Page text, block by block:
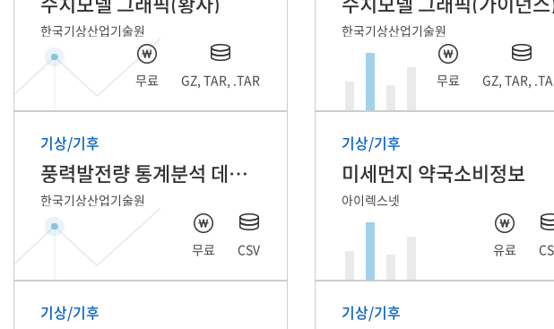
한국기상산업기술원
무료 GZ, TAR, .TAR
한국기상산업기술원
무료 GZ, TAR,
기상/기후
풍력발전량 통계분석 데이터
한국기상산업기술원
무료 CSV
기상/기후
미세먼지 약국소비정보
아이렉스넷
유료
기상/기후 기상/기후